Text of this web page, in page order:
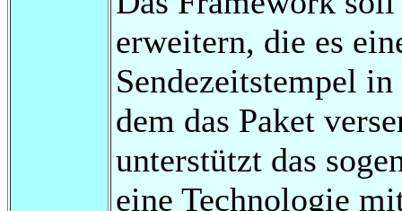
erweitern, die es
Sendezeitstempel
dem das Paket
unterstützt das
eine Technologie